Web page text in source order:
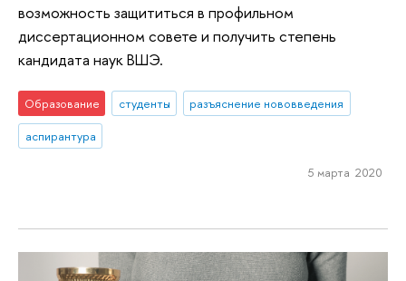
возможность защититься в профильном
диссертационном совете и получить степень
кандидата наук ВШЭ.
Образование студенты
разъяснение нововведения
аспирантура
5 марта 2020